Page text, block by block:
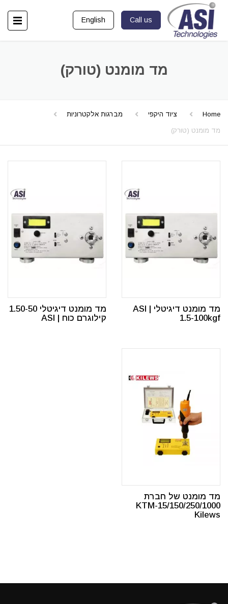
Call us
English
מד מומנט (טורק)
Home ציוד היקפי מברגות אלקטרוניות
מד מומנט (טורק)
מד מומנט דיגיטלי ASI |
1.5-100kgf
מד מומנט דיגיטלי 1.50-50
קילוגרם כוח | ASI
מד מומנט של חברת
KTM-15/150/250/1000
Kilews